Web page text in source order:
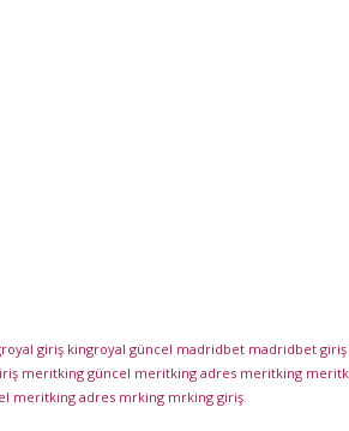
giriş kingroyal güncel madridbet madridbet giriş
meritking güncel meritking adres meritking
meritking adres mrking mrking giriş